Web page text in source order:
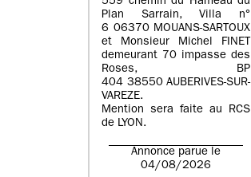
Plan Sarrain, Villa n°
6 06370 MOUANS-SARTOUX
et Monsieur Michel FINET
demeurant 70 impasse des
Roses, BP
404 38550 AUBERIVES-SUR-
VAREZE.
Mention sera faite au RCS
de LYON.
Annonce parue le
04/08/2026